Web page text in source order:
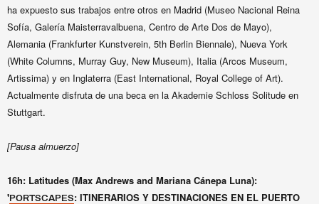
ha expuesto sus trabajos entre otros en Madrid (Museo Nacional Reina
Sofía, Galería Maisterravalbuena, Centro de Arte Dos de Mayo),
Alemania (Frankfurter Kunstverein, 5th Berlin Biennale), Nueva York
(White Columns, Murray Guy, New Museum), Italia (Arcos Museum,
Artissima) y en Inglaterra (East International, Royal College of Art).
Actualmente disfruta de una beca en la Akademie Schloss Solitude en
Stuttgart.
[Pausa almuerzo]
16h: Latitudes (Max Andrews and Mariana Cánepa Luna):
'PORTSCAPES: ITINERARIOS Y DESTINACIONES EN EL PUERTO